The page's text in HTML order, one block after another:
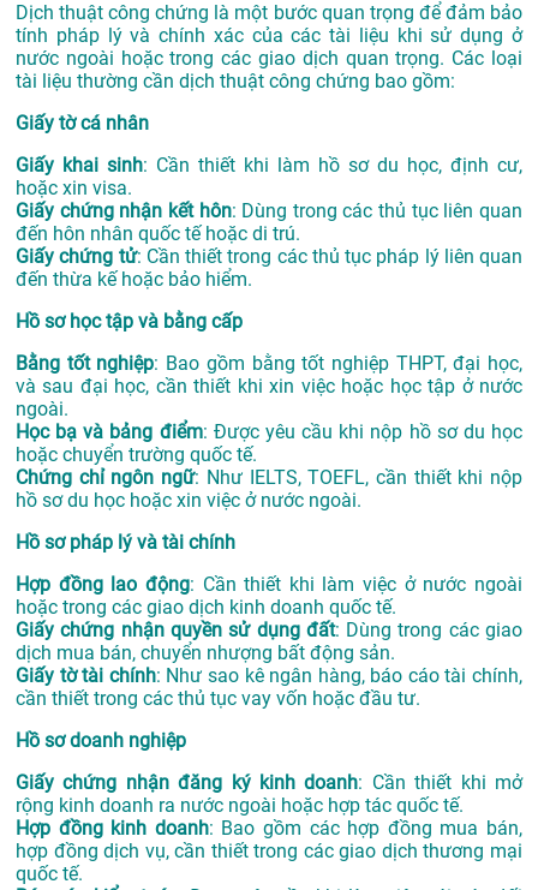
Dịch thuật công chứng là một bước quan trọng để đảm bảo
tính pháp lý và chính xác của các tài liệu khi sử dụng ở
nước ngoài hoặc trong các giao dịch quan trọng. Các loại
tài liệu thường cần dịch thuật công chứng bao gồm:
Giấy tờ cá nhân
Giấy khai sinh: Cần thiết khi làm hồ sơ du học, định cư,
hoặc xin visa.
Giấy chứng nhận kết hôn: Dùng trong các thủ tục liên quan
đến hôn nhân quốc tế hoặc di trú.
Giấy chứng tử: Cần thiết trong các thủ tục pháp lý liên quan
đến thừa kế hoặc bảo hiểm.
Hồ sơ học tập và bằng cấp
Bằng tốt nghiệp: Bao gồm bằng tốt nghiệp THPT, đại học,
và sau đại học, cần thiết khi xin việc hoặc học tập ở nước
ngoài.
Học bạ và bảng điểm: Được yêu cầu khi nộp hồ sơ du học
hoặc chuyển trường quốc tế.
Chứng chỉ ngôn ngữ: Như IELTS, TOEFL, cần thiết khi nộp
hồ sơ du học hoặc xin việc ở nước ngoài.
Hồ sơ pháp lý và tài chính
Hợp đồng lao động: Cần thiết khi làm việc ở nước ngoài
hoặc trong các giao dịch kinh doanh quốc tế.
Giấy chứng nhận quyền sử dụng đất: Dùng trong các giao
dịch mua bán, chuyển nhượng bất động sản.
Giấy tờ tài chính: Như sao kê ngân hàng, báo cáo tài chính,
cần thiết trong các thủ tục vay vốn hoặc đầu tư.
Hồ sơ doanh nghiệp
Giấy chứng nhận đăng ký kinh doanh: Cần thiết khi mở
rộng kinh doanh ra nước ngoài hoặc hợp tác quốc tế.
Hợp đồng kinh doanh: Bao gồm các hợp đồng mua bán,
hợp đồng dịch vụ, cần thiết trong các giao dịch thương mại
quốc tế.